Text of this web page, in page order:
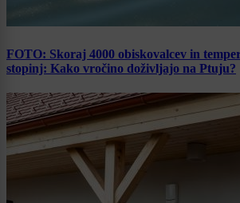
FOTO: Skoraj 4000 obiskovalcev in
stopinj: Kako vročino doživljajo na Ptuju?